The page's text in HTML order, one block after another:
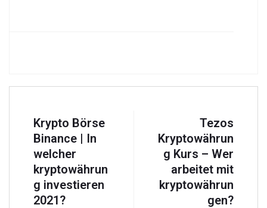
Krypto Börse
Binance | In
welcher
kryptowährun
g investieren
2021?
Tezos
Kryptowährun
g Kurs – Wer
arbeitet mit
kryptowährun
gen?